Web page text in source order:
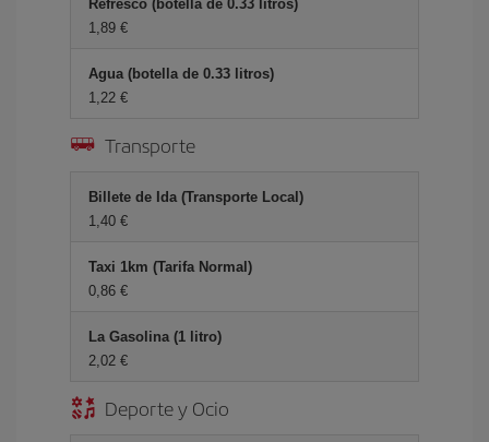
Refresco (botella de 0.33 litros)
1,89 €
Agua (botella de 0.33 litros)
1,22 €
Transporte
Billete de Ida (Transporte Local)
1,40 €
Taxi 1km (Tarifa Normal)
0,86 €
La Gasolina (1 litro)
2,02 €
Deporte y Ocio